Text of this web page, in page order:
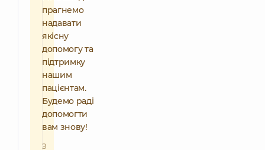
прагнемо
надавати
якісну
допомогу та
підтримку
нашим
пацієнтам.
Будемо раді
допомогти
вам знову!
З